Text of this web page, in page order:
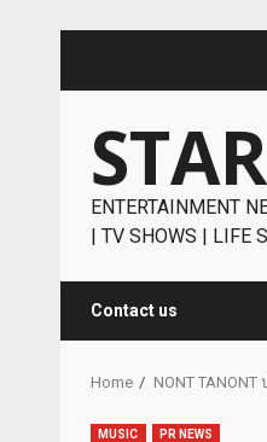
ENTERTAINMENT
| TV SHOWS | LIFE
Contact us
Home NONT
MUSIC PR NEWS